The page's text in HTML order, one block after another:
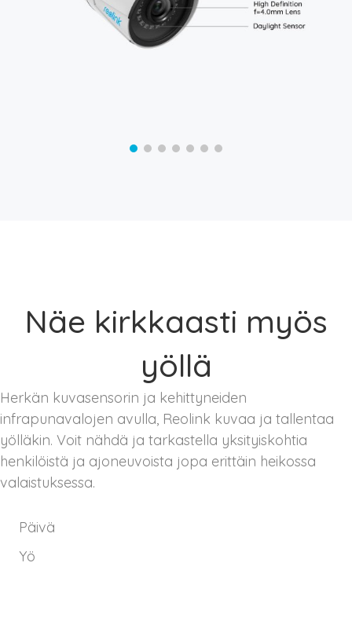
Näe kirkkaasti myös
yöllä
Herkän kuvasensorin ja kehittyneiden
infrapunavalojen avulla, Reolink kuvaa ja tallentaa
yölläkin. Voit nähdä ja tarkastella yksityiskohtia
henkilöistä ja ajoneuvoista jopa erittäin heikossa
valaistuksessa.
Päivä
Yö